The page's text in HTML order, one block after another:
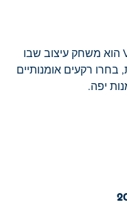
Villain Quinn: My Drawing Portfolio הוא משחק עיצוב שבו
רקעים אומנותיים
יפה.